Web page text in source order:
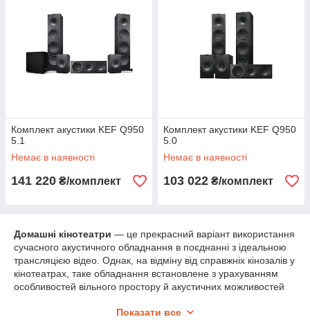
Комплект акустики KEF Q950
5.1
Немає в наявності
141 220 ₴/комплект
Комплект акустики KEF Q950
5.0
Немає в наявності
103 022 ₴/комплект
Домашні кінотеатри — це прекрасний варіант використання
сучасного акустичного обладнання в поєднанні з ідеальною
трансляцією відео. Однак, на відміну від справжніх кінозалів у
кінотеатрах, таке обладнання встановлене з урахуванням
особливостей вільного простору й акустичних можливостей
встановленої акустичної системи можна лише за умови
Показати все